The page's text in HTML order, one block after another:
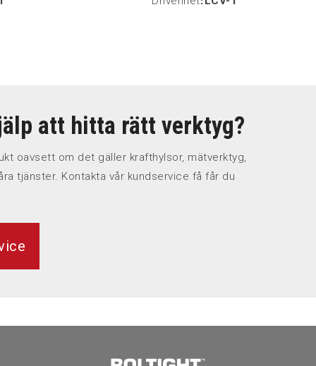
att hitta rätt verktyg?
oavsett om det gäller krafthylsor, mätverktyg,
tjänster. Kontakta vår kundservice få får du